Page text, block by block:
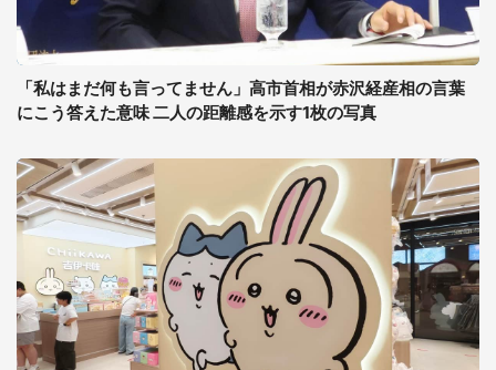
「私はまだ何も言ってません」高市首相が赤沢経産相の言葉
にこう答えた意味 二人の距離感を示す1枚の写真